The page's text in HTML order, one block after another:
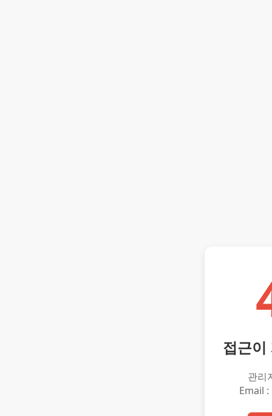
접근이
관리
Email